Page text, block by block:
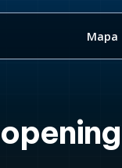
Mapa